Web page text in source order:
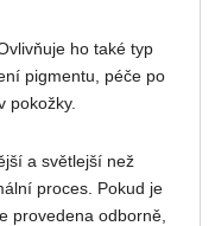
ho také typ
pigmentu, péče po
pokožky.
a světlejší než
proces. Pokud je
provedena odborně,